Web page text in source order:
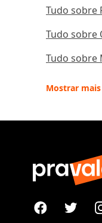
Tudo sobre
Tudo sobre
Tudo sobre
Mostrar mais